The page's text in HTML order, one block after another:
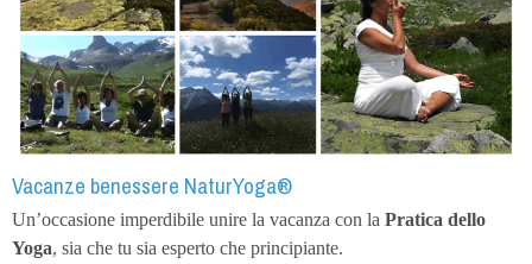
Vacanze benessere NaturYoga®
Un’occasione imperdibile unire la vacanza con la Pratica dello
Yoga, sia che tu sia esperto che principiante.